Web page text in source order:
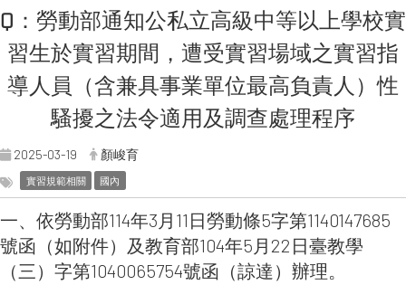
Q：勞動部通知公私立高級中等以上學校實
習生於實習期間，遭受實習場域之實習指
導人員（含兼具事業單位最高負責人）性
騷擾之法令適用及調查處理程序
2025-03-19 顏峻育
實習規範相關 國內
一、依勞動部114年3月11日勞動條5字第1140147685
號函（如附件）及教育部104年5月22日臺教學
（三）字第1040065754號函（諒達）辦理。